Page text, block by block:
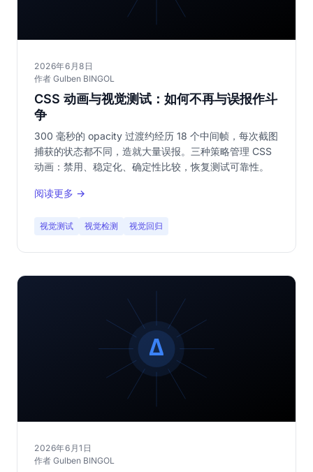
2026年6月8日
作者 Gulben BINGOL
CSS 动画与视觉测试：如何不再与误报作斗
争
300 毫秒的 opacity 过渡约经历 18 个中间帧，每次截图
捕获的状态都不同，造就大量误报。三种策略管理 CSS
动画：禁用、稳定化、确定性比较，恢复测试可靠性。
阅读更多 →
视觉测试 视觉检测 视觉回归
2026年6月1日
作者 Gulben BINGOL